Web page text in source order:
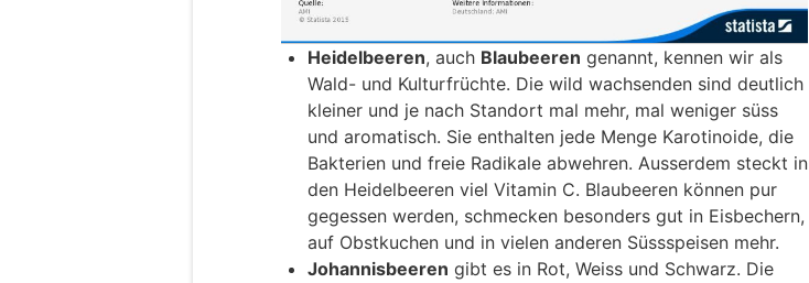
Heidelbeeren, auch Blaubeeren genannt, kennen wir als
Wald- und Kulturfrüchte. Die wild wachsenden sind deutlich
kleiner und je nach Standort mal mehr, mal weniger süss
und aromatisch. Sie enthalten jede Menge Karotinoide, die
Bakterien und freie Radikale abwehren. Ausserdem steckt in
den Heidelbeeren viel Vitamin C. Blaubeeren können pur
gegessen werden, schmecken besonders gut in Eisbechern,
auf Obstkuchen und in vielen anderen Süssspeisen mehr.
Johannisbeeren gibt es in Rot, Weiss und Schwarz. Die